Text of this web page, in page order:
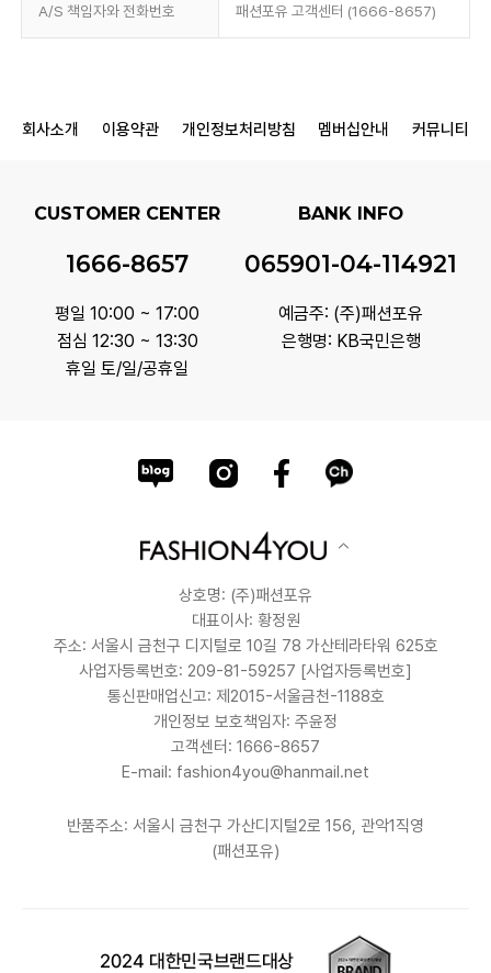
A/S 책임자와 전화번호 패션포유 고객센터 (1666-8657)
회사소개 이용약관 개인정보처리방침 멤버십안내 커뮤니티
CUSTOMER CENTER
1666-8657
평일 10:00 ~ 17:00
점심 12:30 ~ 13:30
휴일 토/일/공휴일
BANK INFO
065901-04-114921
예금주: (주)패션포유
은행명: KB국민은행
상호명: (주)패션포유
대표이사: 황정원
주소: 서울시 금천구 디지털로 10길 78 가산테라타워 625호
사업자등록번호: 209-81-59257 [사업자등록번호]
통신판매업신고: 제2015-서울금천-1188호
개인정보 보호책임자: 주윤정
고객센터: 1666-8657
E-mail: fashion4you@hanmail.net
반품주소: 서울시 금천구 가산디지털2로 156, 관악1직영
(패션포유)